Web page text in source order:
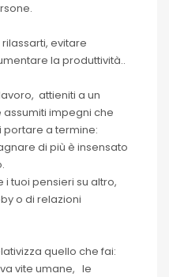
evitare
la produttività..
attieniti a un
impegni che
a termine:
di più è insensato
tuoi pensieri su altro,
o di relazioni
quello che fai:
vite umane, le